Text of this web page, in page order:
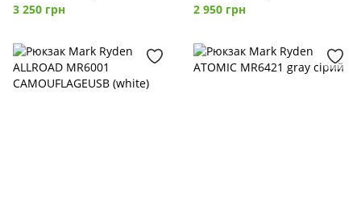
3 250 грн 2 950 грн